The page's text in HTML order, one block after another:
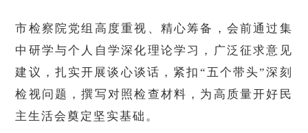
市检察院党组高度重视、精心筹备，会前通过集
中研学与个人自学深化理论学习，广泛征求意见
建议，扎实开展谈心谈话，紧扣“五个带头”深刻
检视问题，撰写对照检查材料，为高质量开好民
主生活会奠定坚实基础。